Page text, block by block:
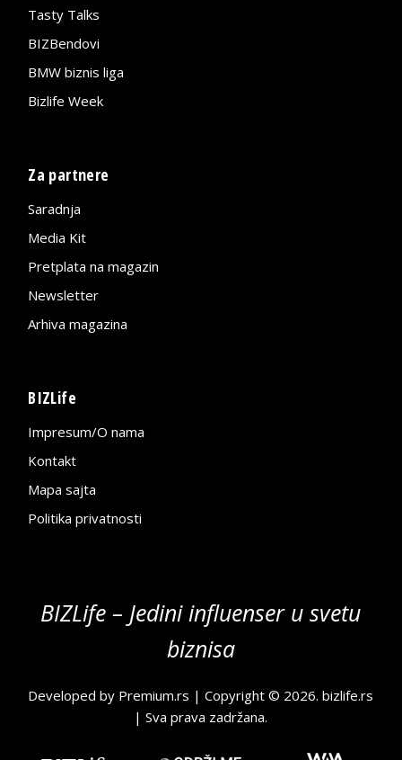
Tasty Talks
BIZBendovi
BMW biznis liga
Bizlife Week
Za partnere
Saradnja
Media Kit
Pretplata na magazin
Newsletter
Arhiva magazina
BIZLife
Impresum/O nama
Kontakt
Mapa sajta
Politika privatnosti
BIZLife – Jedini influenser u svetu
biznisa
Developed by Premium.rs | Copyright © 2026.bizlife.rs
| Sva prava zadržana.